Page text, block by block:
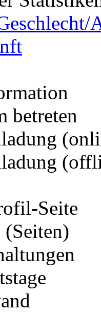
betreten
Seite